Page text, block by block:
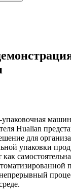
упаковочная
Hualian
для
упаковки